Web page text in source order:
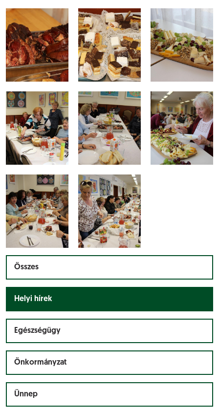
Összes
Helyi hírek
Egészségügy
Önkormányzat
Ünnep